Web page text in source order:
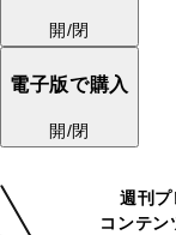
開/閉
電子版で購入
開/閉
週刊プ
コンテン